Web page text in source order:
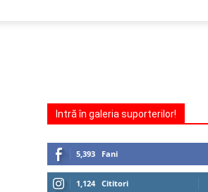
Intră în galeria suporterilor!
5,393 Fani
1,124 Cititori